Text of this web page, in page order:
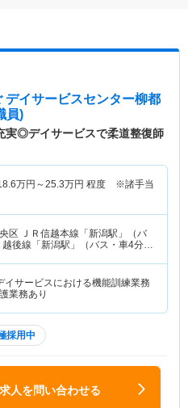
デイサービスセンター柳都
員)
実◎デイサービスで柔道整復師
万円～25.3万円 程度 ※諸手当
区 ＪＲ信越本線「新潟駅」（バ
後線「新潟駅」（バス・車4分）
イサービスにおける機能訓練業務
業務あり
採用中
人を問い合わせる